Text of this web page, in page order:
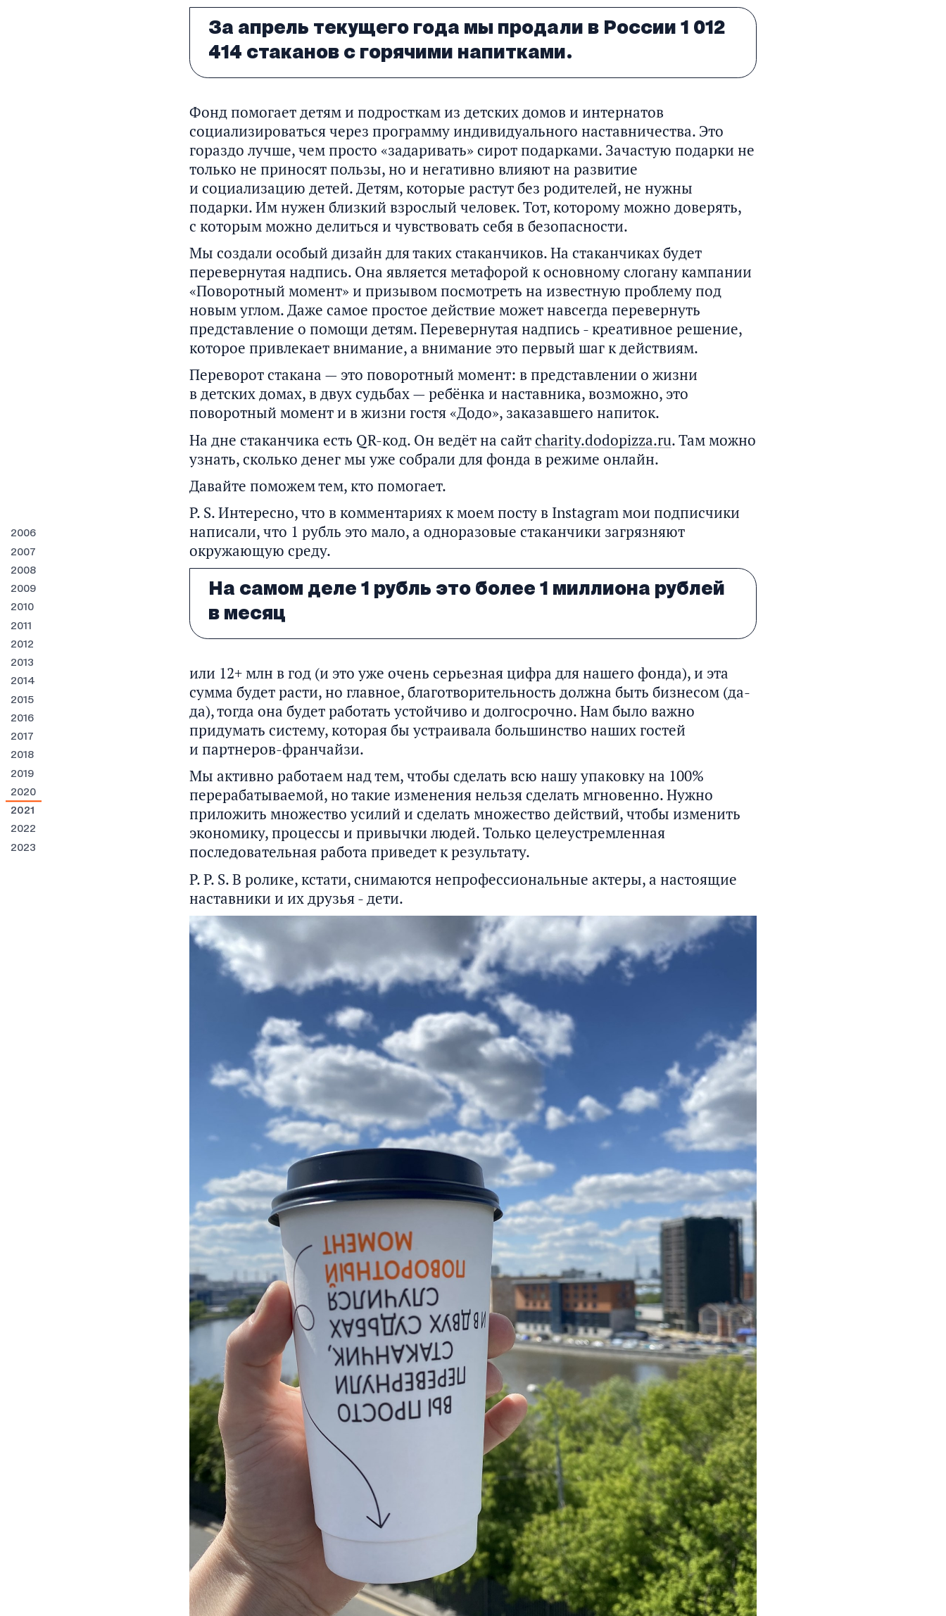
2006
2007
2008
2009
2010
2011
2012
2013
2014
2015
2016
2017
2018
2019
2020
2021
2022
2023
За апрель текущего года мы продали в России 1 012
414 стаканов с горячими напитками.
Фонд помогает детям и подросткам из детских домов и интернатов
социализироваться через программу индивидуального наставничества. Это
гораздо лучше, чем просто «задаривать» сирот подарками. Зачастую подарки не
только не приносят пользы, но и негативно влияют на развитие
и социализацию детей. Детям, которые растут без родителей, не нужны
подарки. Им нужен близкий взрослый человек. Тот, которому можно доверять,
с которым можно делиться и чувствовать себя в безопасности.
Мы создали особый дизайн для таких стаканчиков. На стаканчиках будет
перевернутая надпись. Она является метафорой к основному слогану кампании
«Поворотный момент» и призывом посмотреть на известную проблему под
новым углом. Даже самое простое действие может навсегда перевернуть
представление о помощи детям. Перевернутая надпись - креативное решение,
которое привлекает внимание, а внимание это первый шаг к действиям.
Переворот стакана — это поворотный момент: в представлении о жизни
в детских домах, в двух судьбах — ребёнка и наставника, возможно, это
поворотный момент и в жизни гостя «Додо», заказавшего напиток.
На дне стаканчика есть QR-код. Он ведёт на сайтcharity.dodopizza.ru. Там можно
узнать, сколько денег мы уже собрали для фонда в режиме онлайн.
Давайте поможем тем, кто помогает.
P. S. Интересно, что в комментариях к моем посту в Instagram мои подписчики
написали, что 1 рубль это мало, а одноразовые стаканчики загрязняют
окружающую среду.
На самом деле 1 рубль это более 1 миллиона рублей
в месяц
или 12+ млн в год (и это уже очень серьезная цифра для нашего фонда), и эта
сумма будет расти, но главное, благотворительность должна быть бизнесом (да-
да), тогда она будет работать устойчиво и долгосрочно. Нам было важно
придумать систему, которая бы устраивала большинство наших гостей
и партнеров-франчайзи.
Мы активно работаем над тем, чтобы сделать всю нашу упаковку на 100%
перерабатываемой, но такие изменения нельзя сделать мгновенно. Нужно
приложить множество усилий и сделать множество действий, чтобы изменить
экономику, процессы и привычки людей. Только целеустремленная
последовательная работа приведет к результату.
P. P. S. В ролике, кстати, снимаются непрофессиональные актеры, а настоящие
наставники и их друзья - дети.